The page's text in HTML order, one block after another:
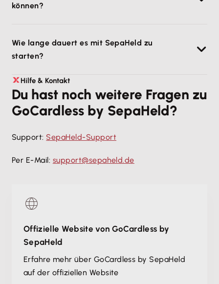
können?
benötigtst Du lediglich ein Lexware Office sowie ein
GoCardless Account.
Wie lange dauert es mit SepaHeld zu
starten?
Starte mit SepaHeld in unter 15 Minuten! Befolge
dazu einfach die oben genannten 3 Schritte und
schon kann ein Rechnungsmandat mit Lexware
Office und GoCardless ausgeführt werden!
Hilfe & Kontakt
Du hast noch weitere Fragen zu
GoCardless by SepaHeld?
Support: SepaHeld-Support
Per E-Mail: support@sepaheld.de
Offizielle Website von GoCardless by
SepaHeld
Erfahre mehr über GoCardless by SepaHeld
auf der offiziellen Website